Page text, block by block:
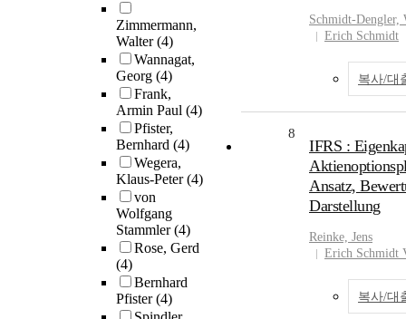
Zimmermann,
Walter(4)
Wannagat,
Georg (4)
Frank,
Armin Paul (4)
Pfister,
Bernhard (4)
Wegera,
Klaus-Peter(4)
von
Wolfgang
Stammler(4)
Rose, Gerd
(4)
Bernhard
Pfister(4)
Schmidt-Dengler,
Erich Schmidt
복사/대
8
IFRS :
Ansatz,
Darstellung
Reinke, Jens
Erich Schmidt
복사/대